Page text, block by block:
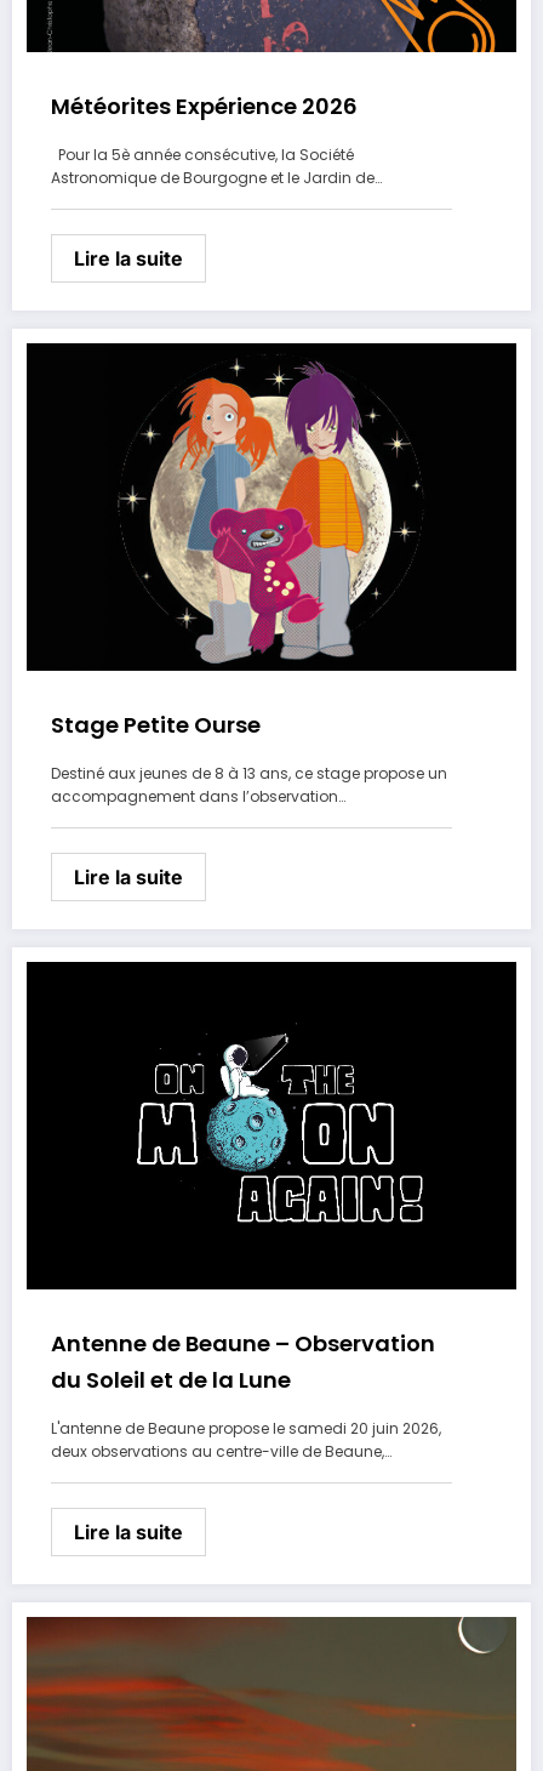
Météorites Expérience 2026
Pour la 5è année consécutive, la Société
Astronomique de Bourgogne et le Jardin de…
Lire la suite
Stage Petite Ourse
Destiné aux jeunes de 8 à 13 ans, ce stage propose un
accompagnement dans l’observation…
Lire la suite
Antenne de Beaune – Observation
du Soleil et de la Lune
L'antenne de Beaune propose le samedi 20 juin 2026,
deux observations au centre-ville de Beaune,…
Lire la suite